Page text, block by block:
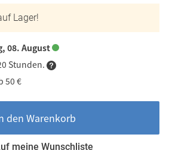
Lager!
08. August
Stunden.
50 €
den Warenkorb
meine Wunschliste